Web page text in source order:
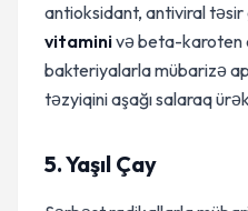
antioksidant, antiviral
vitaminivə beta-karoten
bakteriyalarla mübarizə
təzyiqini aşağı salaraq
5. Yaşıl Çay